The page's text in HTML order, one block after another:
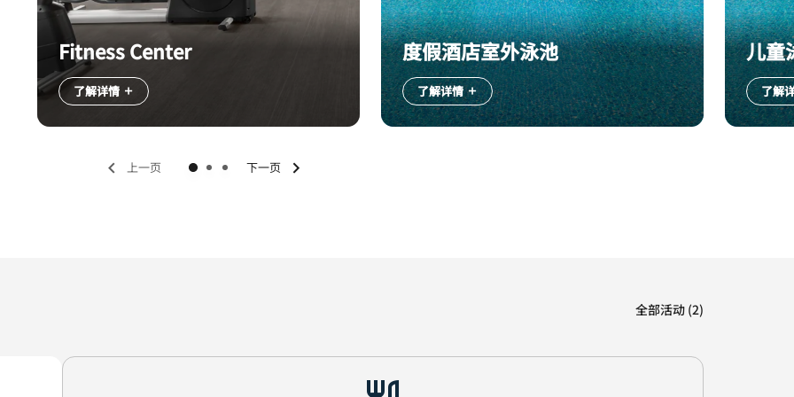
Fitness Center
了解详情
度假酒店室外泳池
了解详情
儿童
了解
上一页 下一页
全部活动 (2)